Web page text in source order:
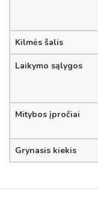
Kilmės šalis
Laikymo sąlygos
Mitybos įpročiai
Grynasis kiekis